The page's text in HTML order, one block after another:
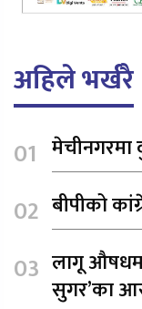
अहिले भर्खरै
मेचीनगरमा
बीपीको
लागू
सुगर’का